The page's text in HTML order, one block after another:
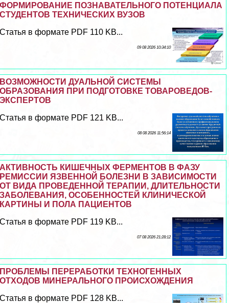
ФОРМИРОВАНИЕ ПОЗНАВАТЕЛЬНОГО ПОТЕНЦИАЛА
СТУДЕНТОВ ТЕХНИЧЕСКИХ ВУЗОВ
Статья в формате PDF 110 KB...
09 08 2026 10:34:10
ВОЗМОЖНОСТИ ДУАЛЬНОЙ СИСТЕМЫ
ОБРАЗОВАНИЯ ПРИ ПОДГОТОВКЕ ТОВАРОВЕДОВ-
ЭКСПЕРТОВ
Статья в формате PDF 121 KB...
08 08 2026 11:56:14
АКТИВНОСТЬ КИШЕЧНЫХ ФЕРМЕНТОВ В ФАЗУ
РЕМИССИИ ЯЗВЕННОЙ БОЛЕЗНИ В ЗАВИСИМОСТИ
ОТ ВИДА ПРОВЕДЕННОЙ ТЕРАПИИ, ДЛИТЕЛЬНОСТИ
ЗАБОЛЕВАНИЯ, ОСОБЕННОСТЕЙ КЛИНИЧЕСКОЙ
КАРТИНЫ И ПОЛА ПАЦИЕНТОВ
Статья в формате PDF 119 KB...
07 08 2026 21:28:12
ПРОБЛЕМЫ ПЕРЕРАБОТКИ ТЕХНОГЕННЫХ
ОТХОДОВ МИНЕРАЛЬНОГО ПРОИСХОЖДЕНИЯ
Статья в формате PDF 128 KB...